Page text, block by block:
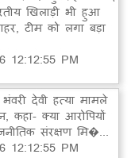
खिलाड़ी भी हुआ
टीम को लगा बड़ा
12:12:55 PM
देवी हत्या मामले
कहा- क्या आरोपियों
संरक्षण मि�...
12:12:55 PM